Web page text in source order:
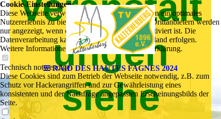
RAID DES HAUTES FAGNES 2024
ungen
siehe
Cookie-Einstellungen
Diese Webseite verwendet Cookies, um Besuchern ein optimales
Nutzererlebnis zu bieten. Bestimmte Inhalte von Drittanbietern werden
nur angezeigt, wenn die entsprechende Option aktiviert ist. Die
Datenverarbeitung kann dann auch in einem Drittland erfolgen.
Weitere Informationen hierzu in der Datenschutzerklärung.
Technisch notwendige
Diese Cookies sind zum Betrieb der Webseite notwendig, z.B. zum
Schutz vor Hackerangriffen und zur Gewährleistung eines
konsistenten und der Nachfrage angepassten Erscheinungsbilds der
Seite.